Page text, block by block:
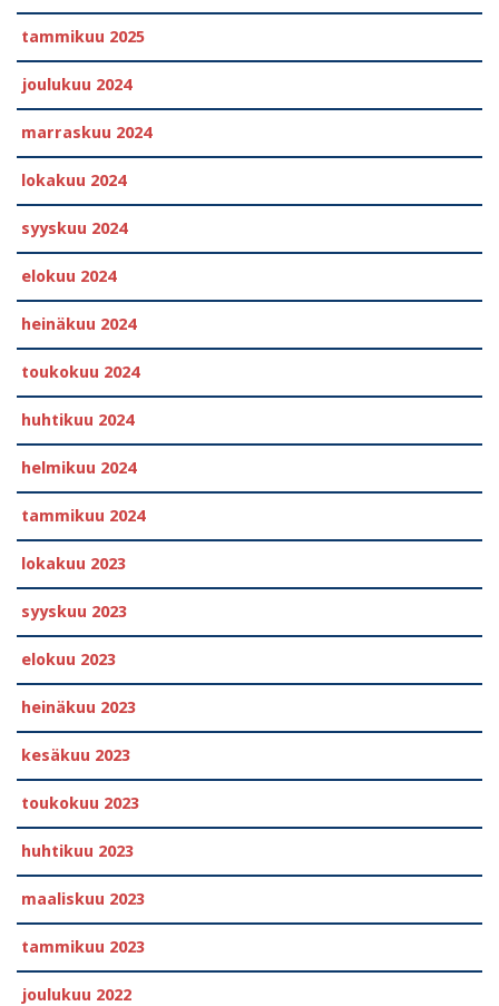
tammikuu 2025
joulukuu 2024
marraskuu 2024
lokakuu 2024
syyskuu 2024
elokuu 2024
heinäkuu 2024
toukokuu 2024
huhtikuu 2024
helmikuu 2024
tammikuu 2024
lokakuu 2023
syyskuu 2023
elokuu 2023
heinäkuu 2023
kesäkuu 2023
toukokuu 2023
huhtikuu 2023
maaliskuu 2023
tammikuu 2023
joulukuu 2022